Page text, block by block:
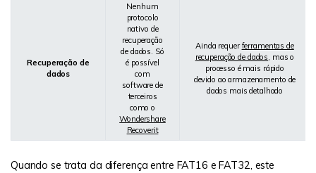
Recuperação de
dados
Nenhum
protocolo
nativo de
recuperação
de dados. Só
é possível
com
software de
terceiros
como o
Wondershare
Recoverit
Ainda requerferramentas de
recuperação de dados , mas o
processo é mais rápido
devido ao armazenamento de
dados mais detalhado
Quando se trata da diferença entre FAT16 e FAT32, este